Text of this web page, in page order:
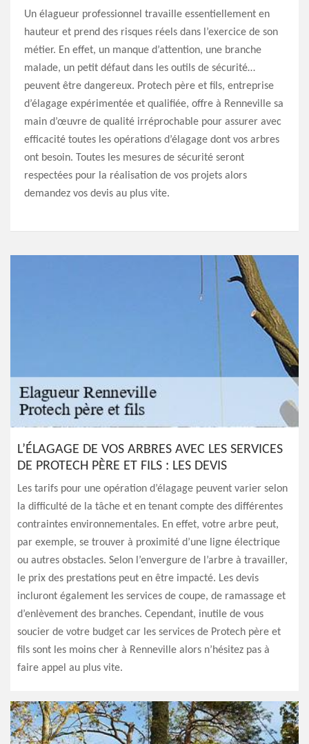
Un élagueur professionnel travaille essentiellement en
hauteur et prend des risques réels dans l’exercice de son
métier. En effet, un manque d’attention, une branche
malade, un petit défaut dans les outils de sécurité…
peuvent être dangereux. Protech père et fils, entreprise
d’élagage expérimentée et qualifiée, offre à Renneville sa
main d’œuvre de qualité irréprochable pour assurer avec
efficacité toutes les opérations d’élagage dont vos arbres
ont besoin. Toutes les mesures de sécurité seront
respectées pour la réalisation de vos projets alors
demandez vos devis au plus vite.
L’ÉLAGAGE DE VOS ARBRES AVEC LES SERVICES
DE PROTECH PÈRE ET FILS : LES DEVIS
Les tarifs pour une opération d’élagage peuvent varier selon
la difficulté de la tâche et en tenant compte des différentes
contraintes environnementales. En effet, votre arbre peut,
par exemple, se trouver à proximité d’une ligne électrique
ou autres obstacles. Selon l’envergure de l’arbre à travailler,
le prix des prestations peut en être impacté. Les devis
incluront également les services de coupe, de ramassage et
d’enlèvement des branches. Cependant, inutile de vous
soucier de votre budget car les services de Protech père et
fils sont les moins cher à Renneville alors n’hésitez pas à
faire appel au plus vite.